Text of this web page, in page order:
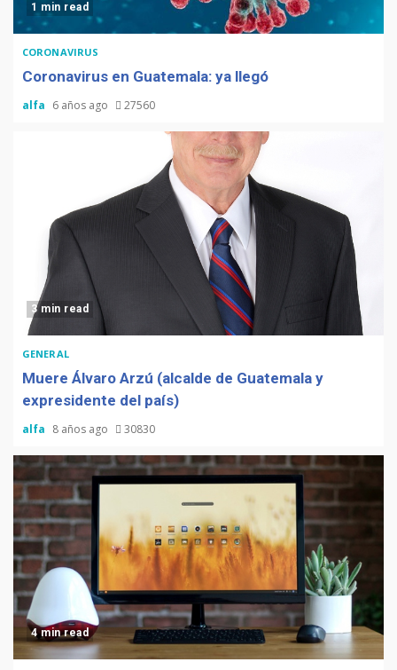
1 min read
CORONAVIRUS
Coronavirus en Guatemala: ya llegó
alfa 6 años ago 27560
3 min read
GENERAL
Muere Álvaro Arzú (alcalde de Guatemala y
expresidente del país)
alfa 8 años ago 30830
4 min read